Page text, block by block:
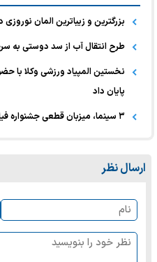
بزرگترین و زیباترین المان
طرح انتقال آب از سد دوستی به
نخستین المپیاد ورزشی وکلا با
پایان داد
۳ سینما، میزبان قطعی جشنواره فیلم فجر مشهد شد
ارسال نظر